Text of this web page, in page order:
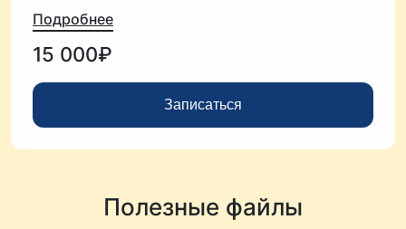
интерпретирую и подготавливаю персональные
рекомендации.
Я сопровождаю вас в течение месяца, опираясь на
рекомендациями, отслеживаю состояние, динамику.
При необходимости вношу корректировки, помогаю
Сб и вск - отвечаю по возможности, либо на очень
срочные вопросы.
Подробнее
15 000₽
Записаться
Полезные файлы